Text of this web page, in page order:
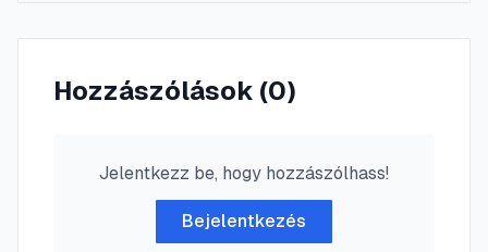
Hozzászólások (0)
Jelentkezz be, hogy hozzászólhass!
Bejelentkezés